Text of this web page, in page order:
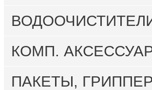
КОМП.
ПАКЕТЫ,